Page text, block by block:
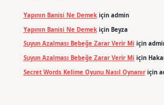
Yapının Banisi Ne Demekiçin admin
Yapının Banisi Ne Demekiçin Beyza
Suyun Azalması Bebeğe Zarar Verir Miiçin
Suyun Azalması Bebeğe Zarar Verir Miiçin
Secret Words Kelime Oyunu Nasıl Oynanıriçin